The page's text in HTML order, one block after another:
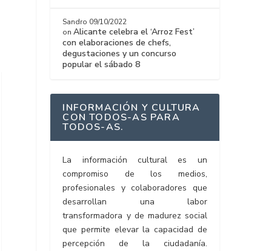
Sandro 09/10/2022
onAlicante celebra el ‘Arroz Fest’
con elaboraciones de chefs,
degustaciones y un concurso
popular el sábado 8
INFORMACIÓN Y CULTURA
CON TODOS-AS PARA
TODOS-AS.
La información cultural es un
compromiso de los medios,
profesionales y colaboradores que
desarrollan una labor
transformadora y de madurez social
que permite elevar la capacidad de
percepción de la ciudadanía.